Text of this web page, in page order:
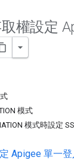
權設定
模式
模式時設定
Apigee 單一登